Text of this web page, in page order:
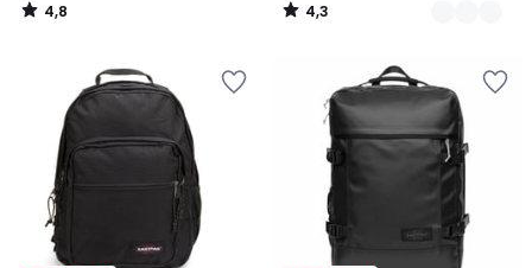
4,8
/
4,3
/